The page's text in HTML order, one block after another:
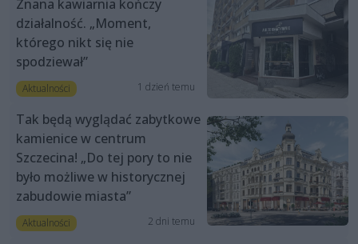
Znana kawiarnia kończy
działalność. „Moment,
którego nikt się nie
spodziewał”
Aktualności 1 dzień temu
Tak będą wyglądać zabytkowe
kamienice w centrum
Szczecina! „Do tej pory to nie
było możliwe w historycznej
zabudowie miasta”
Aktualności 2 dni temu